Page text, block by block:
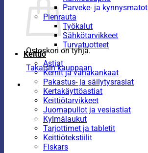
Ostoskori on tyhjä.
Takaisin kauppaan
Parveke- ja kynnysmatot
Pienrauta
Työkalut
Sähkötarvikkeet
Turvatuotteet
Keittiö
Astiat
Kernit ja vahakankaat
Pakastus- ja säilytysrasiat
Kertakäyttöastiat
Keittiötarvikkeet
Juomapullot ja vesiastiat
Kylmälaukut
Tarjottimet ja tabletit
Keittiötekstiilit
Fiskars